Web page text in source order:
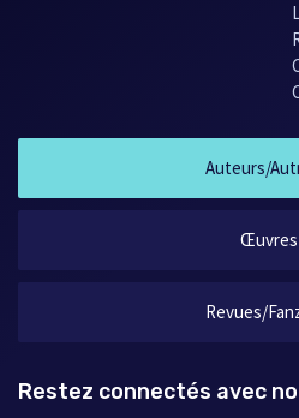
Auteurs/
Œuvres
Revues/
Restez connectés avec